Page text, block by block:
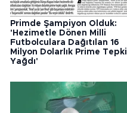
Primde Şampiyon Olduk:
'Hezimetle Dönen Milli
Futbolculara Dağıtılan 16
Milyon Dolarlık Prime Tepki
Yağdı'